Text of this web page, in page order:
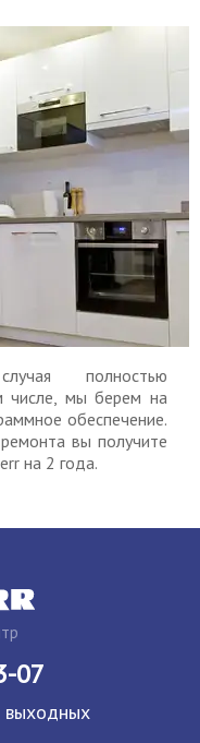
полностью
числе, мы берем на
обеспечение.
вы получите
на 2 года.
07
выходных